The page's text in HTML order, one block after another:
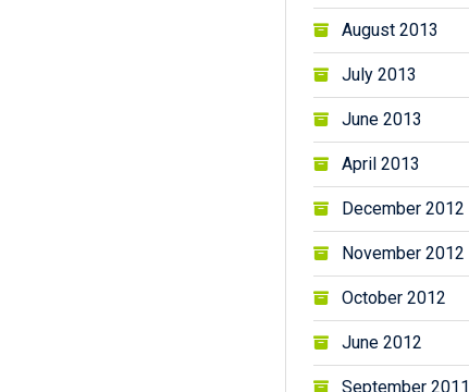
August 2013
July 2013
June 2013
April 2013
December 2012
November 2012
October 2012
June 2012
September 2011